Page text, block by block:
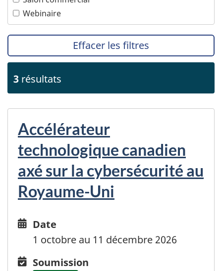
Webinaire
Effacer les filtres
3 résultats
Accélérateur
technologique canadien
axé sur la cybersécurité au
Royaume-Uni
Date
and
Date
1 octobre au 11 décembre 2026
Soumission
Soumission